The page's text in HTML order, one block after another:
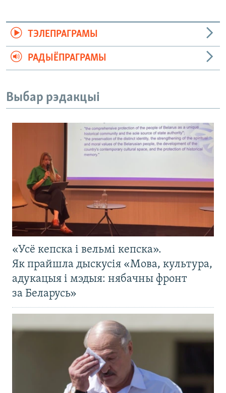
ТЭЛЕПРАГРАМЫ
РАДЫЁПРАГРАМЫ
Выбар рэдакцыі
«Усё кепска і вельмі кепска».
Як прайшла дыскусія «Мова, культура,
адукацыя і мэдыя: нябачны фронт
за Беларусь»